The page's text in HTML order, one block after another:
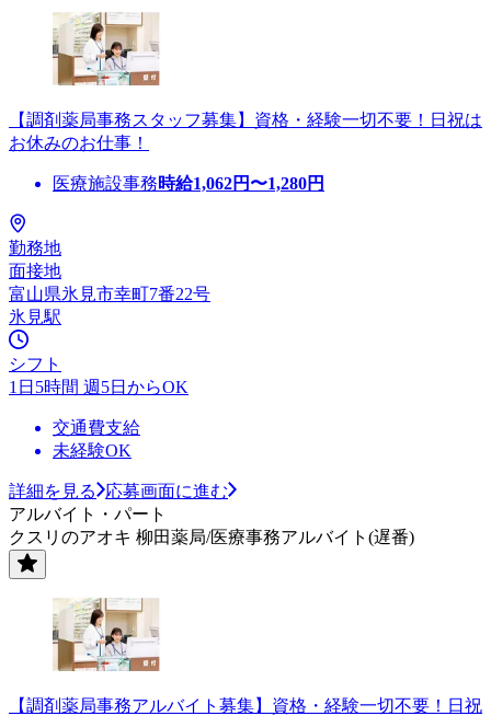
【調剤薬局事務スタッフ募集】資格・経験一切不要！日祝は
お休みのお仕事！
医療施設事務時給1,062円〜1,280円
勤務地
面接地
富山県氷見市幸町7番22号
氷見駅
シフト
1日5時間 週5日からOK
交通費支給
未経験OK
詳細を見る
応募画面に進む
アルバイト・パート
クスリのアオキ 柳田薬局/医療事務アルバイト(遅番)
【調剤薬局事務アルバイト募集】資格・経験一切不要！日祝